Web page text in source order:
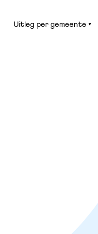
Uitleg per gemeente